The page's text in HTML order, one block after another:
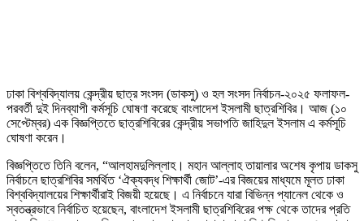
ঢাকা বিশ্ববিদ্যালয় কেন্দ্রীয় ছাত্র সংসদ (ডাকসু) ও হল সংসদ নির্বাচন-২০২৫ ফলাফল-
পরবর্তী দুই দিনব্যাপী কর্মসূচি ঘোষণা করেছে বাংলাদেশ ইসলামী ছাত্রশিবির। আজ (১০
সেপ্টেম্বর) এক বিজ্ঞপ্তিতে ছাত্রশিবিরের কেন্দ্রীয় সভাপতি জাহিদুল ইসলাম এ কর্মসূচি
ঘোষণা করেন।
বিজ্ঞপ্তিতে তিনি বলেন, “আলহামদুলিল্লাহ। মহান আল্লাহ তায়ালার অশেষ কৃপায় ডাকসু
নির্বাচনে ছাত্রশিবির সমর্থিত ‘ঐক্যবদ্ধ শিক্ষার্থী জোট’-এর বিজয়ের মাধ্যমে মূলত ঢাকা
বিশ্ববিদ্যালয়ের শিক্ষার্থীরাই বিজয়ী হয়েছে। এ নির্বাচনে যারা বিভিন্ন প্যানেল থেকে ও
স্বতন্ত্রভাবে নির্বাচিত হয়েছেন, বাংলাদেশ ইসলামী ছাত্রশিবিরের পক্ষ থেকে তাদের প্রতি